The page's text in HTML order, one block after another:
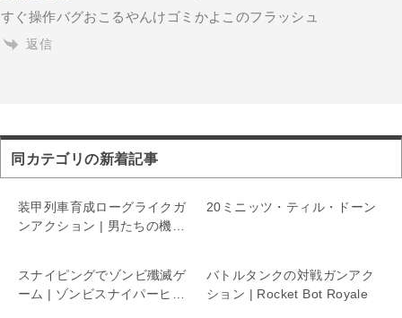
すぐ操作バグおこるやんけゴミかよこのフラッシュ
返信
同カテゴリの新着記事
装甲列車育成ローグライクガ
ンアクション | 男たちの機関
20ミニッツ・ティル・ドーン
スナイピングでゾンビ殲滅ゲ
ーム | ゾンビスナイパーヒー
バトルタンクの対戦ガンアク
ション | Rocket Bot Royale